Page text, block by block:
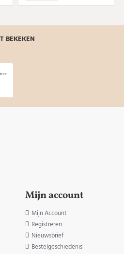
BEKEKEN
Geta - FELICITAS TEMPOR (541)
Mijn account
Mijn Account
Registreren
Nieuwsbrief
Bestelgeschiedenis